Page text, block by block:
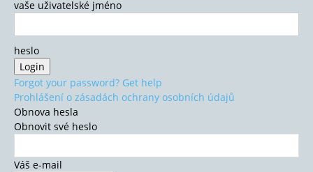
vaše uživatelské jméno
heslo
Forgot your password? Get help
Prohlášení o zásadách ochrany osobních údajů
Obnova hesla
Obnovit své heslo
Váš e-mail